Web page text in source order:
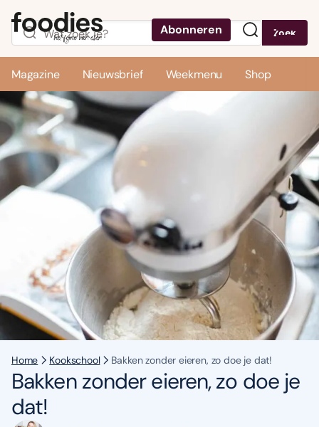
Abonneren Zoek
Magazine Nieuwsbrief Weekmenu Shop
Home Kookschool Bakken zonder eieren, zo doe je dat!
Bakken zonder eieren, zo doe je
dat!